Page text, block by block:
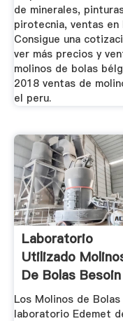
de minerales,
pirotecnia, ventas en
Consigue una
ver más precios y
molinos de bolas
2018 ventas de
el peru.
Laboratorio
Utilizado
De Bolas Besoin
D''un Site
Los Molinos de Bolas
laboratorio Edemet